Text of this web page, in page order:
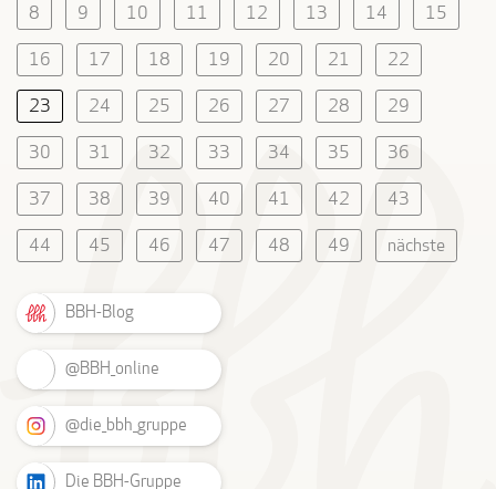
8 9 10 11 12 13 14 15
16 17 18 19 20 21 22
23 24 25 26 27 28 29
30 31 32 33 34 35 36
37 38 39 40 41 42 43
44 45 46 47 48 49 nächste
BBH-Blog
@BBH_online
@die_bbh_gruppe
Die BBH-Gruppe